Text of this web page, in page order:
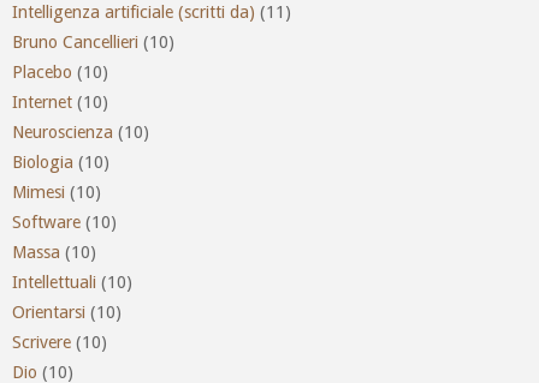
Intelligenza artificiale (scritti da) (11)
Bruno Cancellieri (10)
Placebo (10)
Internet (10)
Neuroscienza (10)
Biologia (10)
Mimesi (10)
Software (10)
Massa (10)
Intellettuali (10)
Orientarsi (10)
Scrivere (10)
Dio (10)